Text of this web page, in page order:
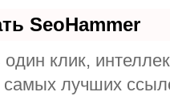
SeoHammer
клик,
самых лучших